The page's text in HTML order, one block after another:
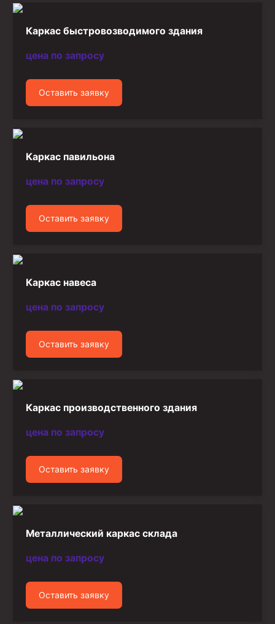
Каркас быстровозводимого здания
цена по запросу
Оставить заявку
Каркас павильона
цена по запросу
Оставить заявку
Каркас навеса
цена по запросу
Оставить заявку
Каркас производственного здания
цена по запросу
Оставить заявку
Металлический каркас склада
цена по запросу
Оставить заявку